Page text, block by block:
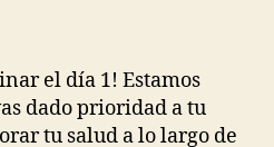
el día 1! Estamos
dado prioridad a tu
tu salud a lo largo de